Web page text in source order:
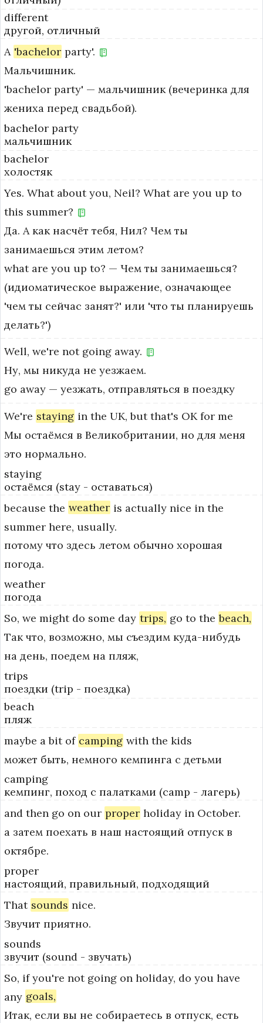
different
другой, отличный
A 'bachelor party'.
Мальчишник.
'bachelor party' — мальчишник (вечеринка для
жениха перед свадьбой).
bachelor party
мальчишник
bachelor
холостяк
Yes. What about you, Neil? What are you up to
this summer?
Да. А как насчёт тебя, Нил? Чем ты
занимаешься этим летом?
what are you up to? — Чем ты занимаешься?
(идиоматическое выражение, означающее
'чем ты сейчас занят?' или 'что ты планируешь
делать?')
Well, we're not going away.
Ну, мы никуда не уезжаем.
go away — уезжать, отправляться в поездку
We're staying in the UK, but that's OK for me
Мы остаёмся в Великобритании, но для меня
это нормально.
staying
остаёмся (stay - оставаться)
because the weather is actually nice in the
summer here, usually.
потому что здесь летом обычно хорошая
погода.
weather
погода
So, we might do some day trips, go to the beach,
Так что, возможно, мы съездим куда-нибудь
на день, поедем на пляж,
trips
поездки (trip - поездка)
beach
пляж
maybe a bit of camping with the kids
может быть, немного кемпинга с детьми
camping
кемпинг, поход с палатками (camp - лагерь)
and then go on our proper holiday in October.
а затем поехать в наш настоящий отпуск в
октябре.
proper
настоящий, правильный, подходящий
That sounds nice.
Звучит приятно.
sounds
звучит (sound - звучать)
So, if you're not going on holiday, do you have
any goals,
Итак, если вы не собираетесь в отпуск, есть